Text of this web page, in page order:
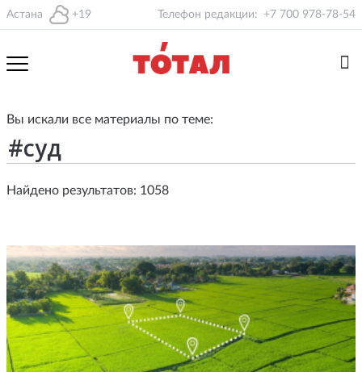
Астана +19 Телефон редакции: +7 700 978-78-54
Вы искали все материалы по теме:
Найдено результатов: 1058